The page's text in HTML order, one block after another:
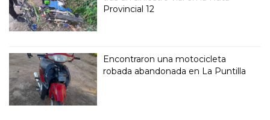
Provincial 12
Encontraron una motocicleta
robada abandonada en La Puntilla